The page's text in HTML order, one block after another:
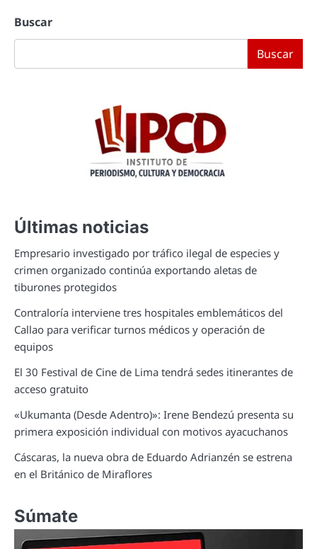
Buscar
Buscar
Últimas noticias
Empresario investigado por tráfico ilegal de especies y
crimen organizado continúa exportando aletas de
tiburones protegidos
Contraloría interviene tres hospitales emblemáticos del
Callao para verificar turnos médicos y operación de
equipos
El 30 Festival de Cine de Lima tendrá sedes itinerantes de
acceso gratuito
«Ukumanta (Desde Adentro)»: Irene Bendezú presenta su
primera exposición individual con motivos ayacuchanos
Cáscaras, la nueva obra de Eduardo Adrianzén se estrena
en el Británico de Miraflores
Súmate